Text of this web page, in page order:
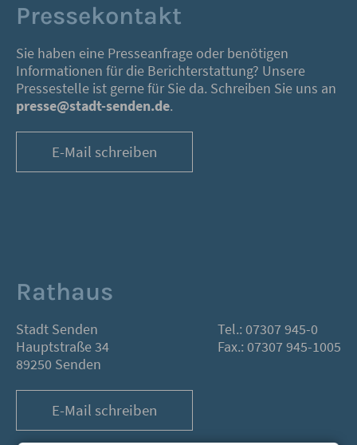
Pressekontakt
Sie haben eine Presseanfrage oder benötigen
Informationen für die Berichterstattung? Unsere
Pressestelle ist gerne für Sie da. Schreiben Sie uns an
presse@stadt-senden.de.
E-Mail schreiben
Rathaus
Stadt Senden
Hauptstraße 34
89250 Senden
Tel.: 07307 945-0
Fax.: 07307 945-1005
E-Mail schreiben